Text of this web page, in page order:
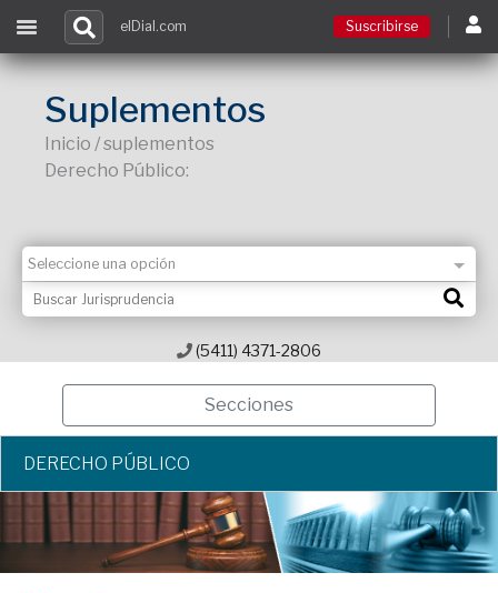
elDial.com Suscribirse
Suplementos
Inicio / suplementos
Derecho Público:
(5411) 4371-2806
Secciones
DERECHO PÚBLICO